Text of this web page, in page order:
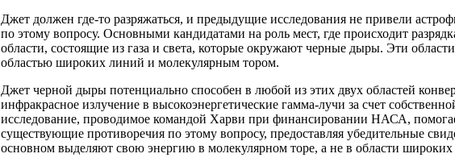
Джет должен где-то разряжаться, и предыдущие исследования не привели
по этому вопросу. Основными кандидатами на роль мест, где происходит
области, состоящие из газа и света, которые окружают черные дыры. Эти
областью широких линий и молекулярным тором.
Джет черной дыры потенциально способен в любой из этих двух областей
инфракрасное излучение в высокоэнергетические гамма-лучи за счет
исследование, проводимое командой Харви при финансировании НАСА,
существующие противоречия по этому вопросу, предоставляя убедительные
основном выделяют свою энергию в молекулярном торе, а не в области